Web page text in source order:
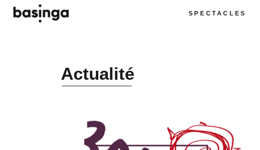
SPECTACLES
Actualité